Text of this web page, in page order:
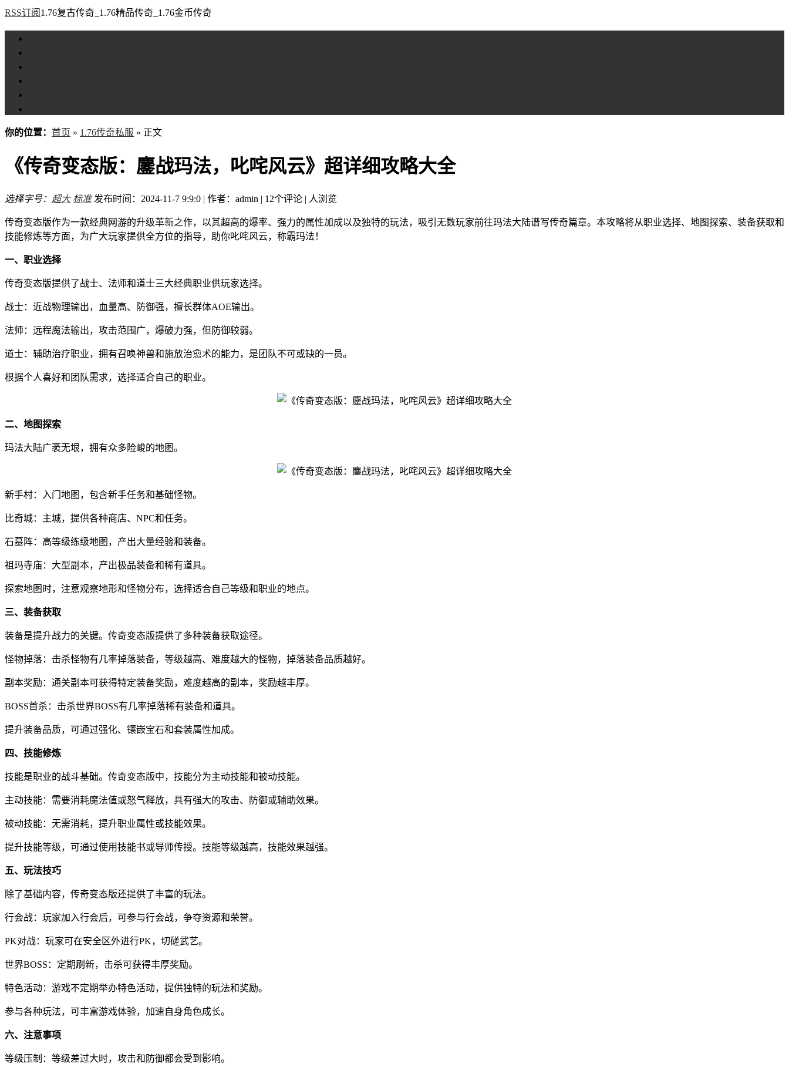
RSS订阅 1.76复古传奇_1.76精品传奇_1.76金币传奇
你的位置： 首页 » 1.76传奇私服 » 正文
《传奇变态版：鏖战玛法，叱咤风云》超详细攻略大全
选择字号： 超大 标准 发布时间：2024-11-7 9:9:0 | 作者：admin | 12个评论 | 人浏览
传奇变态版作为一款经典网游的升级革新之作，以其超高的爆率、强力的属性加成以及独特的玩法，吸引无数玩家前往玛法大陆谱写传奇篇章。本攻略将从职业选择、地图探索、装备获取和
技能修炼等方面，为广大玩家提供全方位的指导，助你叱咤风云，称霸玛法！
一、职业选择
传奇变态版提供了战士、法师和道士三大经典职业供玩家选择。
战士：近战物理输出，血量高、防御强，擅长群体AOE输出。
法师：远程魔法输出，攻击范围广，爆破力强，但防御较弱。
道士：辅助治疗职业，拥有召唤神兽和施放治愈术的能力，是团队不可或缺的一员。
根据个人喜好和团队需求，选择适合自己的职业。
二、地图探索
玛法大陆广袤无垠，拥有众多险峻的地图。
新手村：入门地图，包含新手任务和基础怪物。
比奇城：主城，提供各种商店、NPC和任务。
石墓阵：高等级练级地图，产出大量经验和装备。
祖玛寺庙：大型副本，产出极品装备和稀有道具。
探索地图时，注意观察地形和怪物分布，选择适合自己等级和职业的地点。
三、装备获取
装备是提升战力的关键。传奇变态版提供了多种装备获取途径。
怪物掉落：击杀怪物有几率掉落装备，等级越高、难度越大的怪物，掉落装备品质越好。
副本奖励：通关副本可获得特定装备奖励，难度越高的副本，奖励越丰厚。
BOSS首杀：击杀世界BOSS有几率掉落稀有装备和道具。
提升装备品质，可通过强化、镶嵌宝石和套装属性加成。
四、技能修炼
技能是职业的战斗基础。传奇变态版中，技能分为主动技能和被动技能。
主动技能：需要消耗魔法值或怒气释放，具有强大的攻击、防御或辅助效果。
被动技能：无需消耗，提升职业属性或技能效果。
提升技能等级，可通过使用技能书或导师传授。技能等级越高，技能效果越强。
五、玩法技巧
除了基础内容，传奇变态版还提供了丰富的玩法。
行会战：玩家加入行会后，可参与行会战，争夺资源和荣誉。
PK对战：玩家可在安全区外进行PK，切磋武艺。
世界BOSS：定期刷新，击杀可获得丰厚奖励。
特色活动：游戏不定期举办特色活动，提供独特的玩法和奖励。
参与各种玩法，可丰富游戏体验，加速自身角色成长。
六、注意事项
等级压制：等级差过大时，攻击和防御都会受到影响。